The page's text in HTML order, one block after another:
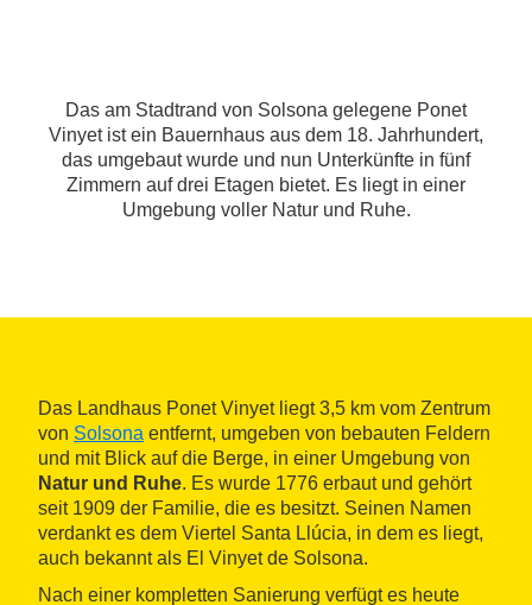
Das am Stadtrand von Solsona gelegene Ponet
Vinyet ist ein Bauernhaus aus dem 18. Jahrhundert,
das umgebaut wurde und nun Unterkünfte in fünf
Zimmern auf drei Etagen bietet. Es liegt in einer
Umgebung voller Natur und Ruhe.
Das Landhaus Ponet Vinyet liegt 3,5 km vom Zentrum
von Solsona entfernt, umgeben von bebauten Feldern
und mit Blick auf die Berge, in einer Umgebung von
Natur und Ruhe. Es wurde 1776 erbaut und gehört
seit 1909 der Familie, die es besitzt. Seinen Namen
verdankt es dem Viertel Santa Llúcia, in dem es liegt,
auch bekannt als El Vinyet de Solsona.
Nach einer kompletten Sanierung verfügt es heute